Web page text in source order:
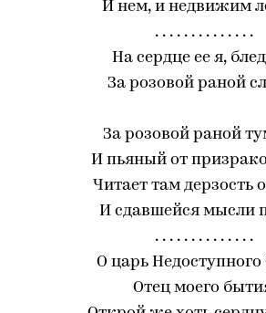
И нем, и недвижим
. . . . . . . . . . . . . .
На сердце ее я,
За розовой раной
За розовой раной
И пьяный от
Читает там дерзость
И сдавшейся мысли
. . . . . . . . . . . . . .
О царь Недоступного
Отец моего